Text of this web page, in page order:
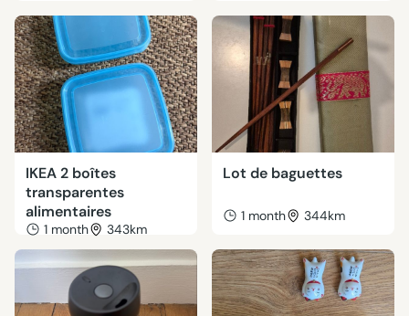
IKEA 2 boîtes
transparentes
alimentaires
1 month 343km
Lot de baguettes
1 month 344km